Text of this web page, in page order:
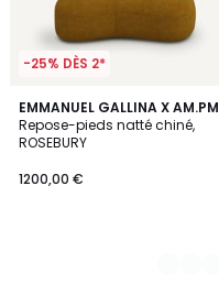
-25% DÈS 2*
EMMANUEL GALLINA X AM.PM
Repose-pieds natté chiné,
ROSEBURY
1200,00 €
2
Couleurs